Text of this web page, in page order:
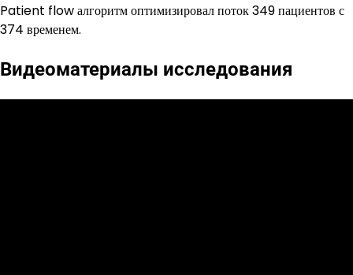
Patient flow алгоритм оптимизировал поток 349 пациентов с
374 временем.
Видеоматериалы исследования